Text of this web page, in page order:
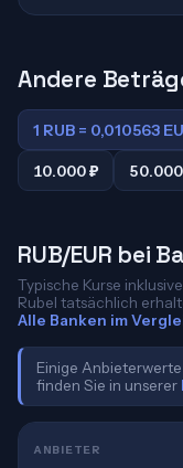
Andere
1 RUB = 0,010563
10.000 ₽
RUB/EUR bei
Typische Kurse
Rubel tatsächlich
Alle Banken im
Einige
finden Sie in unserer
ANBIETER